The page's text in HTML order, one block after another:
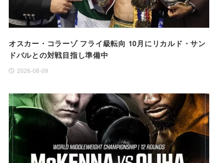
オスカー・コラーゾ フライ級転向 10月にリカルド・サン
ドバルとの対戦目指し準備中
2026-08-09